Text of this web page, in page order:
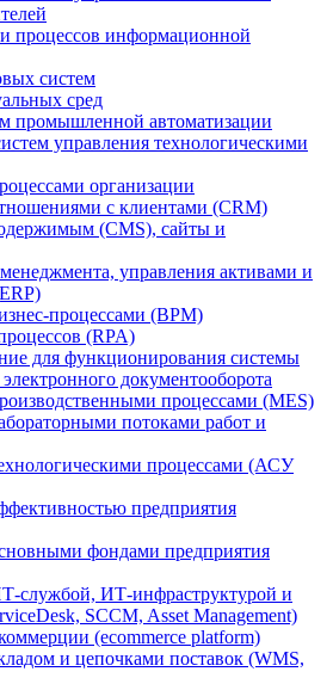
процессов информационной
систем
сред
промышленной автоматизации
управления технологическими
организации
с клиентами (CRM)
(CMS), сайты и
управления активами и
процессами (BPM)
(RPA)
для функционирования системы
документооборота
процессами (MES)
потоками работ и
процессами (АСУ
предприятия
фондами предприятия
службой, ИТ-инфраструктурой и
SCCM, Asset Management)
(ecommerce platform)
и цепочками поставок (WMS,